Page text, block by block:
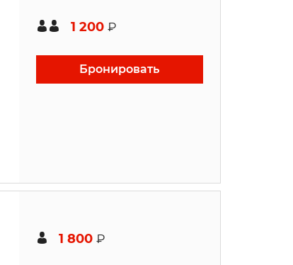
1 200 ₽
Бронировать
1 800 ₽